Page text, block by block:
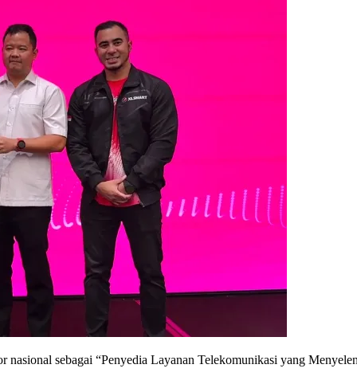
sebagai “Penyedia Layanan Telekomunikasi yang